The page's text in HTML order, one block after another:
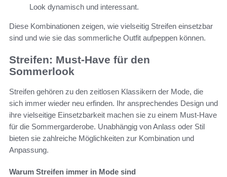
Look dynamisch und interessant.
Diese Kombinationen zeigen, wie vielseitig Streifen einsetzbar
sind und wie sie das sommerliche Outfit aufpeppen können.
Streifen: Must-Have für den
Sommerlook
Streifen gehören zu den zeitlosen Klassikern der Mode, die
sich immer wieder neu erfinden. Ihr ansprechendes Design und
ihre vielseitige Einsetzbarkeit machen sie zu einem Must-Have
für die Sommergarderobe. Unabhängig von Anlass oder Stil
bieten sie zahlreiche Möglichkeiten zur Kombination und
Anpassung.
Warum Streifen immer in Mode sind